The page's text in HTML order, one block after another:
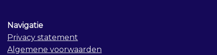
Navigatie
Privacy statement
Algemene voorwaarden